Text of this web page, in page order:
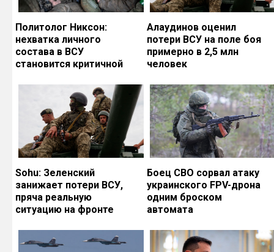
Политолог Никсон:
нехватка личного
состава в ВСУ
становится критичной
Алаудинов оценил
потери ВСУ на поле боя
примерно в 2,5 млн
человек
Sohu: Зеленский
занижает потери ВСУ,
пряча реальную
ситуацию на фронте
Боец СВО сорвал атаку
украинского FPV-дрона
одним броском
автомата